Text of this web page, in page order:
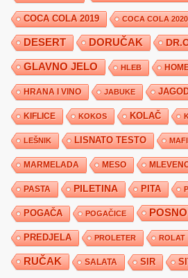
COCA COLA 2019 COCA COLA 2020
DESERT DORUČAK
GLAVNO JELO HLEB
HRANA I VINO JABUKE
KIFLICE KOKOS KOLAČ
LEŠNIK LISNATO TESTO
MARMELADA MESO
PASTA PILETINA PITA
POGAČA POGAČICE POSNO
PREDJELA PROLETER ROLAT
RUČAK SALATA SIR